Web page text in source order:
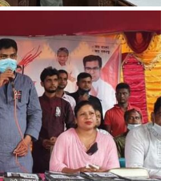
সহায়তায় প্রদান